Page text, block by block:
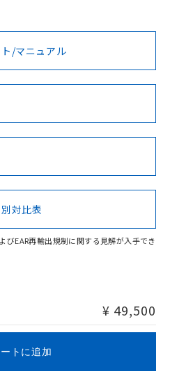
ただく前に、以下を必ずお読
例
Cd Cr(VI)
可能性があります。
認
ー
BV型式承認
（フランス
KR型式
（韓国
No No
の規格認証/適合状況ページへ
のページからご検索ください
/マニュアル
対比表
びEAR再輸出規制に関する見解が入手でき
¥ 49,500
トに追加